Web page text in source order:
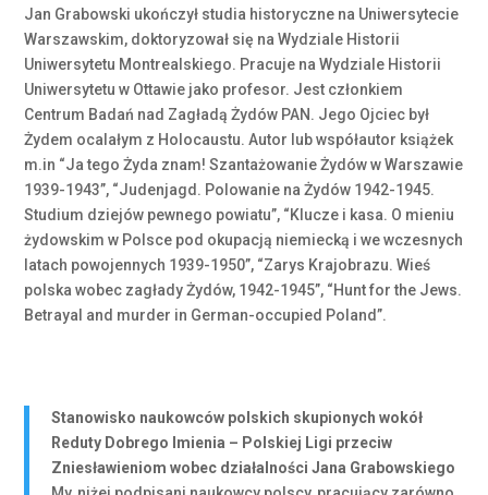
Jan Grabowski ukończył studia historyczne na Uniwersytecie
Warszawskim, doktoryzował się na Wydziale Historii
Uniwersytetu Montrealskiego. Pracuje na Wydziale Historii
Uniwersytetu w Ottawie jako profesor. Jest członkiem
Centrum Badań nad Zagładą Żydów PAN. Jego Ojciec był
Żydem ocalałym z Holocaustu. Autor lub współautor książek
m.in “Ja tego Żyda znam! Szantażowanie Żydów w Warszawie
1939-1943”, “Judenjagd. Polowanie na Żydów 1942-1945.
Studium dziejów pewnego powiatu”, “Klucze i kasa. O mieniu
żydowskim w Polsce pod okupacją niemiecką i we wczesnych
latach powojennych 1939-1950”, “Zarys Krajobrazu. Wieś
polska wobec zagłady Żydów, 1942-1945”, “Hunt for the Jews.
Betrayal and murder in German-occupied Poland”.
Stanowisko naukowców polskich skupionych wokół
Reduty Dobrego Imienia – Polskiej Ligi przeciw
Zniesławieniom wobec działalności Jana Grabowskiego